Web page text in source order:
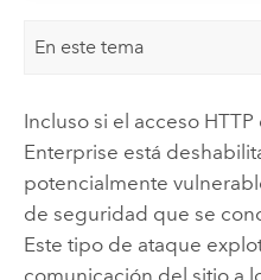
En este tema
Incluso si el acceso
Enterprise está
potencialmente
de seguridad que se
Este tipo de ataque